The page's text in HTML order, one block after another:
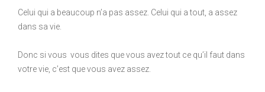
Celui qui a beaucoup n’a pas assez. Celui qui a tout, a assez
dans sa vie.
Donc si vous vous dites que vous avez tout ce qu’il faut dans
votre vie, c’est que vous avez assez.